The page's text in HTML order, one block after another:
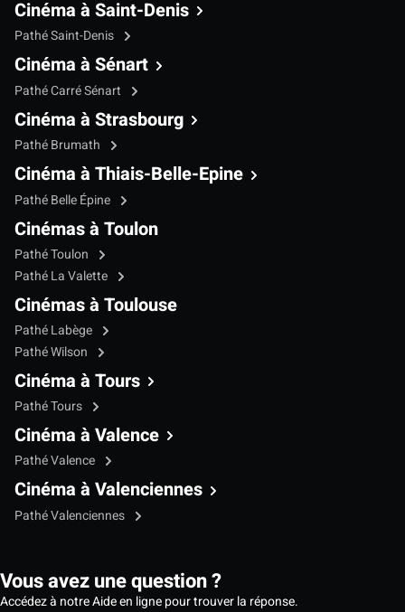
Cinéma à Saint-Denis
Pathé Saint-Denis
Cinéma à Sénart
Pathé Carré Sénart
Cinéma à Strasbourg
Pathé Brumath
Cinéma à Thiais-Belle-Epine
Pathé Belle Épine
Cinémas à Toulon
Pathé Toulon
Pathé La Valette
Cinémas à Toulouse
Pathé Labège
Pathé Wilson
Cinéma à Tours
Pathé Tours
Cinéma à Valence
Pathé Valence
Cinéma à Valenciennes
Pathé Valenciennes
Vous avez une question ?
Accédez à notre Aide en ligne pour trouver la réponse.